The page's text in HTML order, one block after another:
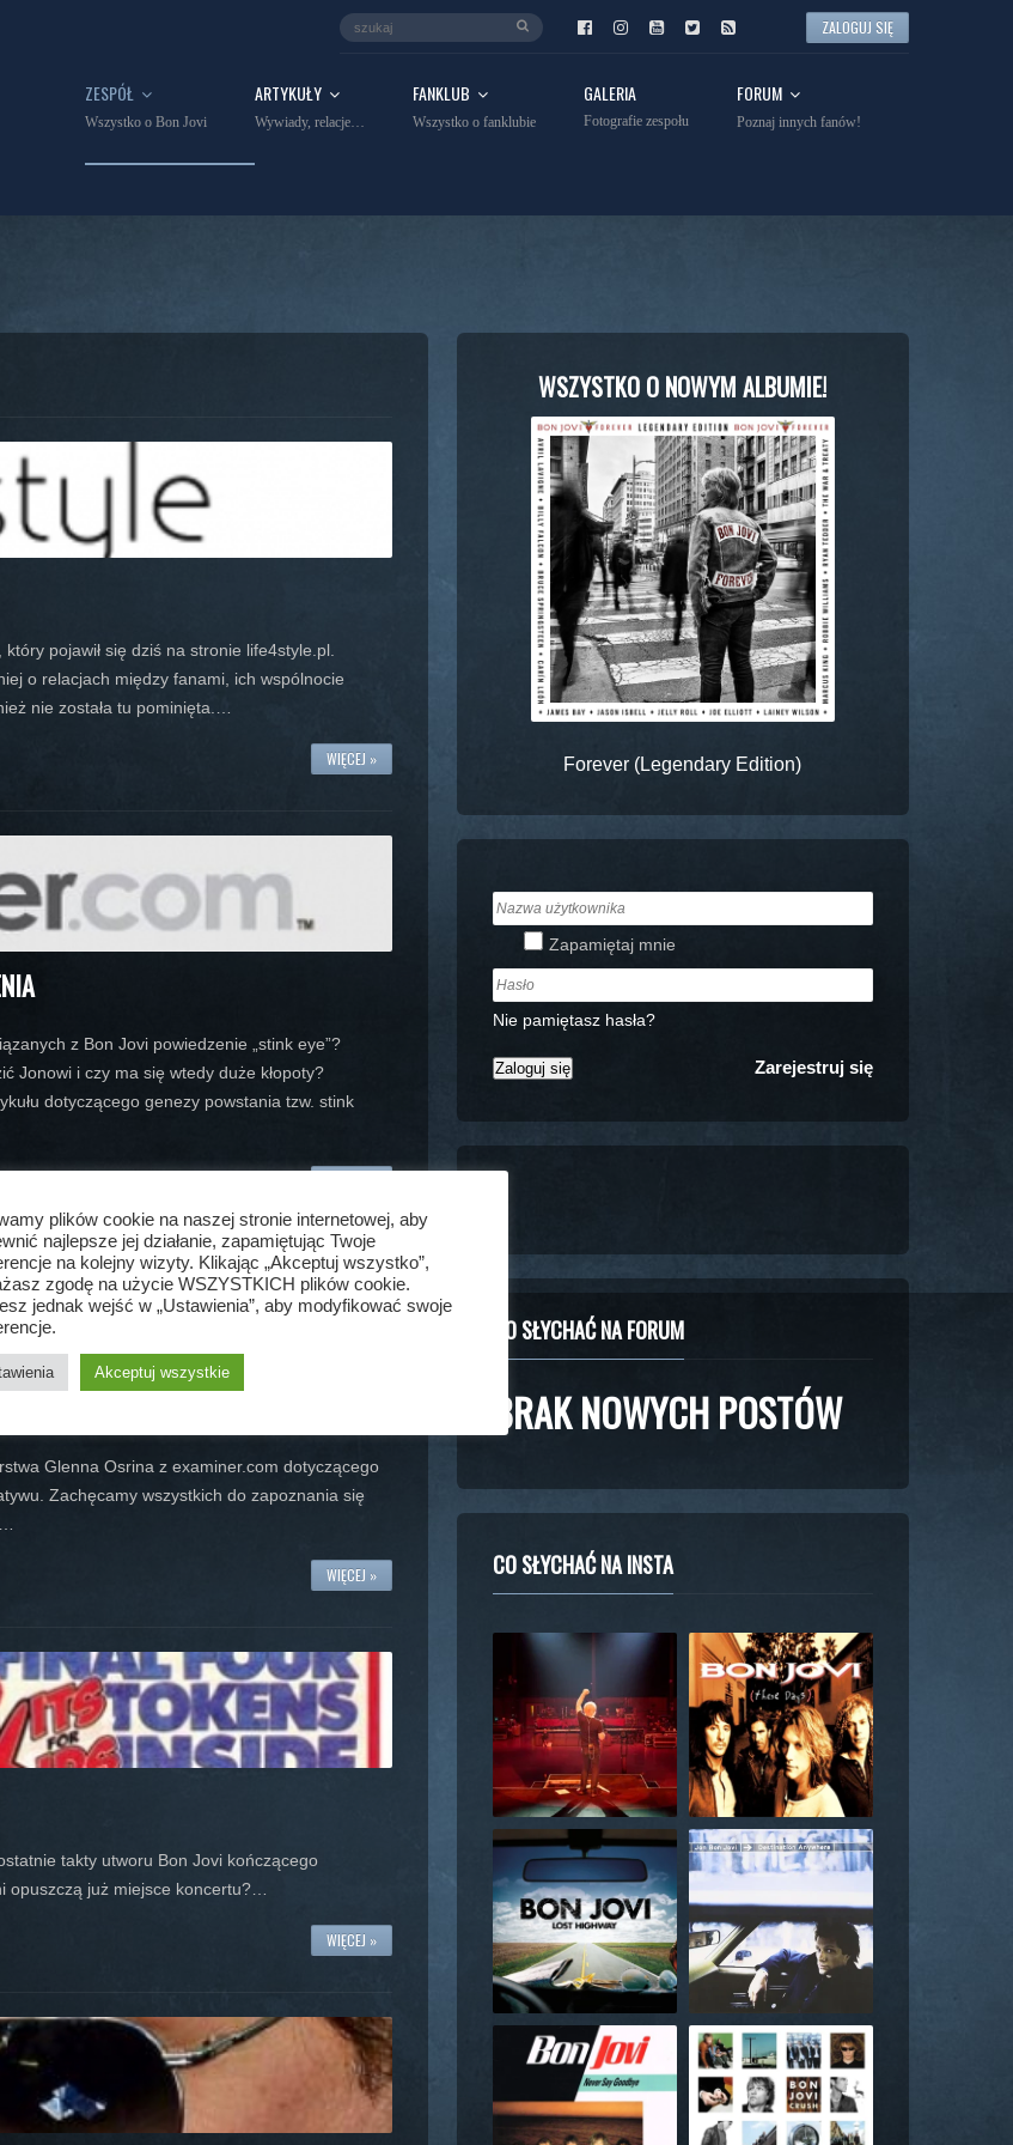
ZALOGUJ SIĘ
ZESPÓŁ
Wszystko o Bon Jovi
ARTYKUŁY
Wywiady, relacje…
FANKLUB
Wszystko o fanklubie
GALERIA
Fotografie zespołu
FORUM
Poznaj innych fanów!
który pojawił się dziś na stronie life4style.pl.
o relacjach między fanami, ich wspólnocie
nie została tu pominięta.…
WIĘCEJ »
z Bon Jovi powiedzenie „stink eye”?
Jonowi i czy ma się wtedy duże kłopoty?
dotyczącego genezy powstania tzw. stink
Glenna Osrina z examiner.com dotyczącego
Zachęcamy wszystkich do zapoznania się
WIĘCEJ »
takty utworu Bon Jovi kończącego
opuszczą już miejsce koncertu?…
WIĘCEJ »
WSZYSTKO O NOWYM ALBUMIE!
Forever (Legendary Edition)
Zapamiętaj mnie
Nie pamiętasz hasła?
Zarejestruj się
CO SŁYCHAĆ NA FORUM
BRAK NOWYCH POSTÓW
CO SŁYCHAĆ NA INSTA
plików cookie na naszej stronie internetowej, aby
najlepsze jej działanie, zapamiętując Twoje
na kolejny wizyty. Klikając „Akceptuj wszystko”,
zgodę na użycie WSZYSTKICH plików cookie.
jednak wejść w „Ustawienia”, aby modyfikować swoje
Akceptuj wszystkie